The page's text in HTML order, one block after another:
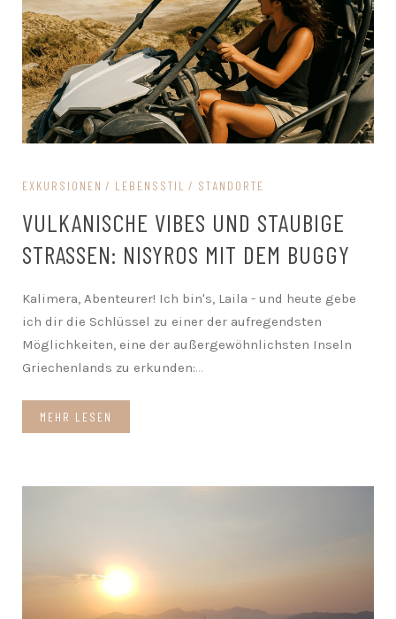
EXKURSIONEN LEBENSSTIL STANDORTE
VULKANISCHE VIBES UND STAUBIGE
STRASSEN: NISYROS MIT DEM BUGGY
Kalimera, Abenteurer! Ich bin's, Laila - und heute gebe
ich dir die Schlüssel zu einer der aufregendsten
Möglichkeiten, eine der außergewöhnlichsten Inseln
Griechenlands zu erkunden:...
MEHR LESEN